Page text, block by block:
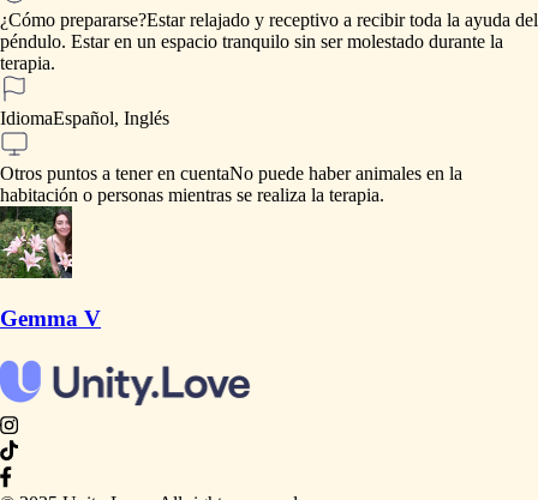
¿Cómo prepararse?Estar relajado y receptivo a recibir toda la ayuda del
péndulo. Estar en un espacio tranquilo sin ser molestado durante la
terapia.
IdiomaEspañol, Inglés
Otros puntos a tener en cuentaNo puede haber animales en la
habitación o personas mientras se realiza la terapia.
Gemma V